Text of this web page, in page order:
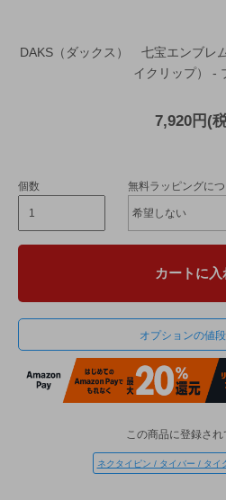
DAKS（ダックス） 七宝エンブレ
イクリップ） -
7,920円(
個数 無料ラッピングに
カートに入
オプションの値
この商品に登録さ
ネクタイピン / タイバー / タイ